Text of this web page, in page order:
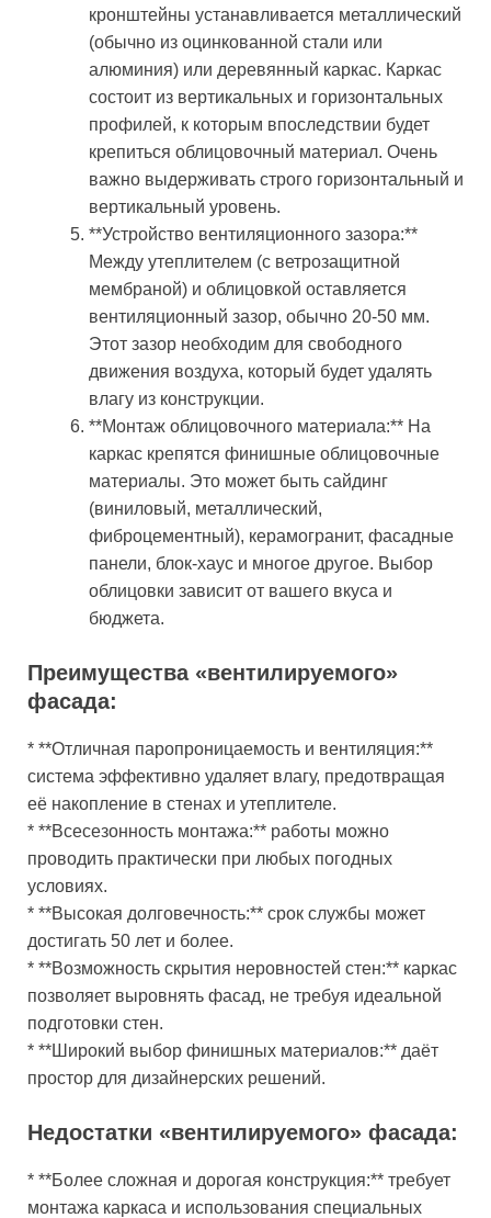
кронштейны устанавливается металлический
(обычно из оцинкованной стали или
алюминия) или деревянный каркас. Каркас
состоит из вертикальных и горизонтальных
профилей, к которым впоследствии будет
крепиться облицовочный материал. Очень
важно выдерживать строго горизонтальный и
вертикальный уровень.
**Устройство вентиляционного зазора:**
Между утеплителем (с ветрозащитной
мембраной) и облицовкой оставляется
вентиляционный зазор, обычно 20-50 мм.
Этот зазор необходим для свободного
движения воздуха, который будет удалять
влагу из конструкции.
**Монтаж облицовочного материала:** На
каркас крепятся финишные облицовочные
материалы. Это может быть сайдинг
(виниловый, металлический,
фиброцементный), керамогранит, фасадные
панели, блок-хаус и многое другое. Выбор
облицовки зависит от вашего вкуса и
бюджета.
Преимущества «вентилируемого»
фасада:
* **Отличная паропроницаемость и вентиляция:**
система эффективно удаляет влагу, предотвращая
её накопление в стенах и утеплителе.
* **Всесезонность монтажа:** работы можно
проводить практически при любых погодных
условиях.
* **Высокая долговечность:** срок службы может
достигать 50 лет и более.
* **Возможность скрытия неровностей стен:** каркас
позволяет выровнять фасад, не требуя идеальной
подготовки стен.
* **Широкий выбор финишных материалов:** даёт
простор для дизайнерских решений.
Недостатки «вентилируемого» фасада:
* **Более сложная и дорогая конструкция:** требует
монтажа каркаса и использования специальных